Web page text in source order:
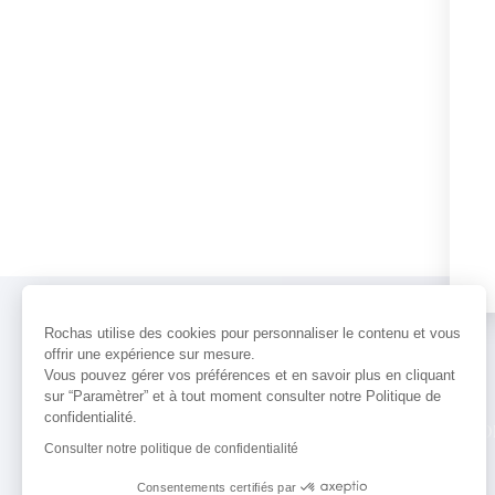
Rochas utilise des cookies pour personnaliser le contenu et vous
offrir une expérience sur mesure.
Vous pouvez gérer vos préférences et en savoir plus en cliquant
sur “Paramètrer” et à tout moment consulter notre Politique de
confidentialité.
Consulter notre politique de confidentialité
Consentements certifiés par